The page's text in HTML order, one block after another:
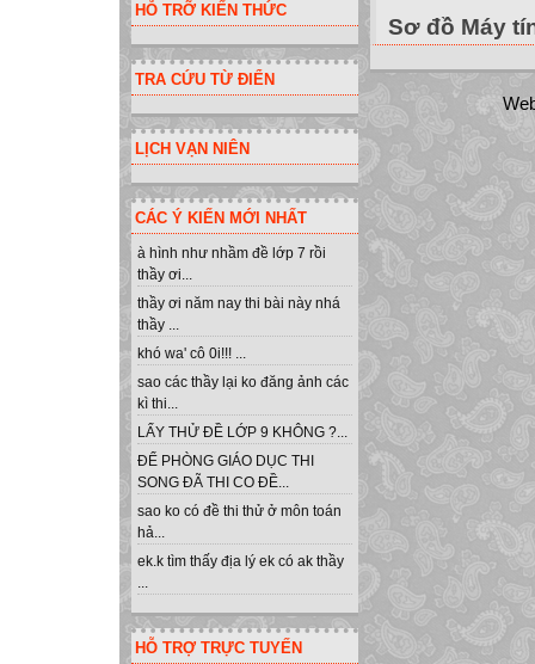
HỖ TRỠ KIẾN THỨC
TRA CỨU TỪ ĐIỂN
LỊCH VẠN NIÊN
CÁC Ý KIẾN MỚI NHẤT
à hình như nhầm đề lớp 7 rồi
thầy ơi...
thầy ơi năm nay thi bài này nhá
thầy ...
khó wa' cô 0i!!! ...
sao các thầy lại ko đăng ảnh các
kì thi...
LẤY THỬ ĐỀ LỚP 9 KHÔNG ?...
ĐỂ PHÒNG GIÁO DỤC THI
SONG ĐÃ THI CO ĐỀ...
sao ko có đề thi thử ở môn toán
hả...
ek.k tìm thấy địa lý ek có ak thầy
...
HỖ TRỢ TRỰC TUYẾN
Sơ đồ Máy